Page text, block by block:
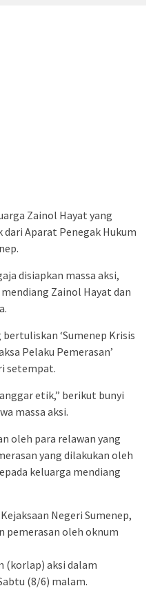
Zainol Hayat yang
Aparat Penegak Hukum
disiapkan massa aksi,
Zainol Hayat dan
‘Sumenep Krisis
Pelaku Pemerasan’
setempat.
etik,” berikut bunyi
massa aksi.
oleh para relawan yang
yang dilakukan oleh
keluarga mendiang
Negeri Sumenep,
pemerasan oleh oknum
(korlap) aksi dalam
(8/6) malam.